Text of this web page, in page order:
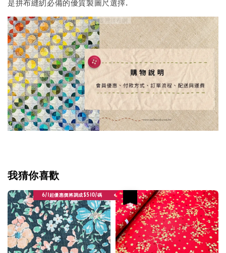
是拼布縫紉必備的優質製圖尺選擇.
我猜你喜歡
6/1起優惠價將調成$510/碼